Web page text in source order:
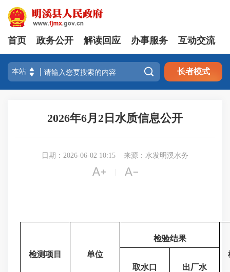
首页 政务公开 解读回应 办事服务 互动交流
 长者模式
2026年6月2日水质信息公开
日期：2026-06-02 10:15 来源：水发明溪水务
 
检测项目 单位
检验结果
取水口
出厂水